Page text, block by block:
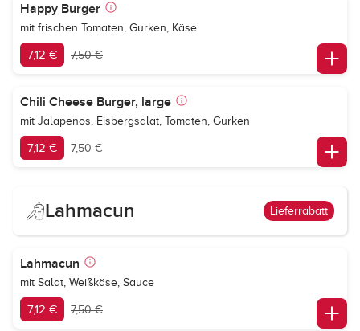
Happy Burger
mit frischen Tomaten, Gurken, Käse
7,12 € 7,50 €
Chili Cheese Burger, large
mit Jalapenos, Eisbergsalat, Tomaten, Gurken
7,12 € 7,50 €
Lahmacun Lieferrabatt
Lahmacun
mit Salat, Weißkäse, Sauce
7,12 € 7,50 €